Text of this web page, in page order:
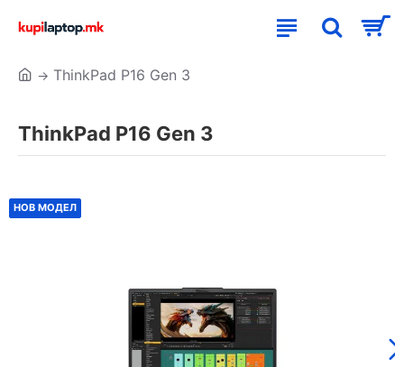
ThinkPad P16 Gen 3
ThinkPad P16 Gen 3
НОВ МОДЕЛ
НОВ МОДЕЛ